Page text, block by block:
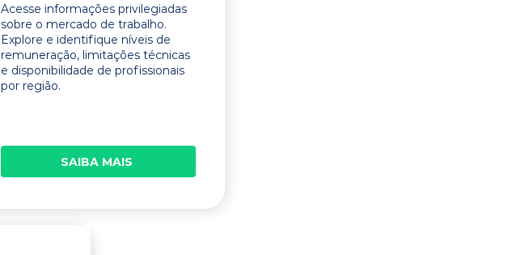
Acesse informações privilegiadas
sobre o mercado de trabalho.
Explore e identifique níveis de
remuneração, limitações técnicas
e disponibilidade de profissionais
por região.
SAIBA MAIS